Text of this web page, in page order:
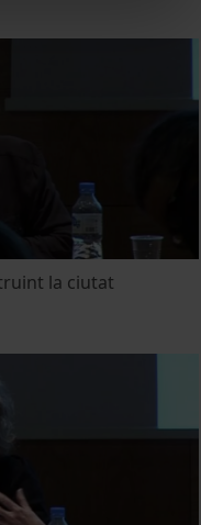
la ciutat